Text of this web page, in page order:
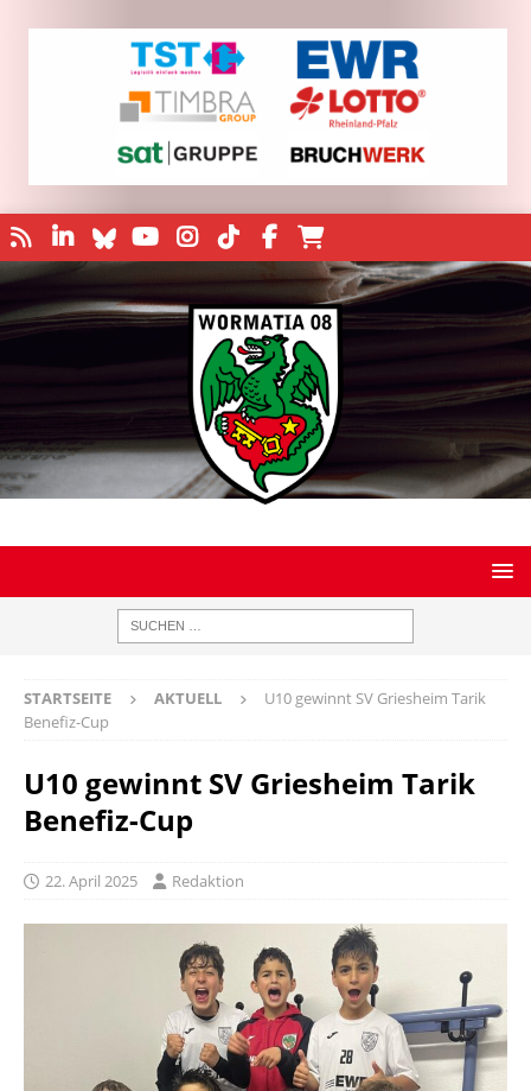
STARTSEITE AKTUELL
U10 gewinnt SV Griesheim Tarik
Benefiz-Cup
U10 gewinnt SV Griesheim Tarik
Benefiz-Cup
22. April 2025 Redaktion